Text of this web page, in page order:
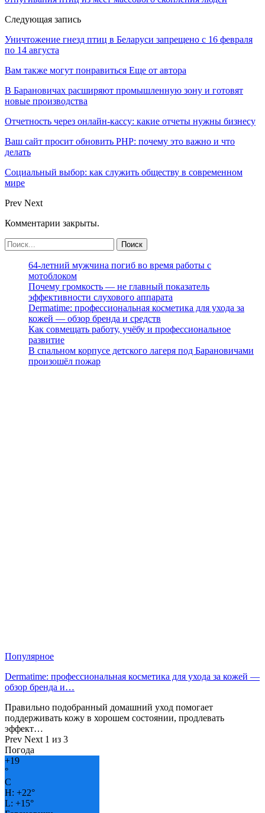
Следующая запись
Уничтожение гнезд птиц в Беларуси запрещено с 16 февраля
по 14 августа
Вам также могут понравиться Еще от автора
В Барановичах расширяют промышленную зону и готовят
новые производства
Отчетность через онлайн-кассу: какие отчеты нужны бизнесу
Ваш сайт просит обновить PHP: почему это важно и что
делать
Социальный выбор: как служить обществу в современном
мире
Prev Next
Комментарии закрыты.
64-летний мужчина погиб во время работы с
мотоблоком
Почему громкость — не главный показатель
эффективности слухового аппарата
Dermatime: профессиональная косметика для ухода за
кожей — обзор бренда и средств
Как совмещать работу, учёбу и профессиональное
развитие
В спальном корпусе детского лагеря под Барановичами
произошёл пожар
Популярное
Dermatime: профессиональная косметика для ухода за кожей —
обзор бренда и…
Правильно подобранный домашний уход помогает
поддерживать кожу в хорошем состоянии, продлевать
эффект…
Prev Next 1 из 3
Погода
+19
°
C
H: +22°
L: +15°